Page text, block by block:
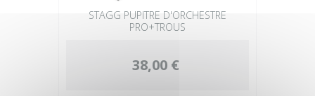
STAGG PUPITRE D'ORCHESTRE
PRO+TROUS
38,00 €